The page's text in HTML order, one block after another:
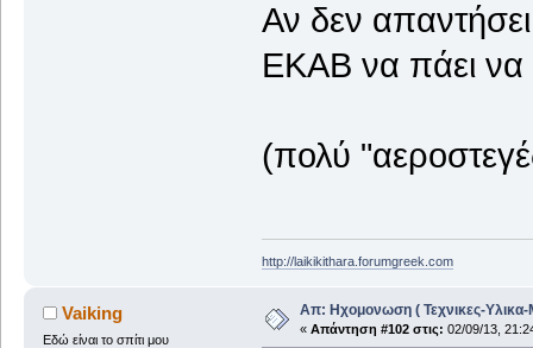
Αν δεν
ΕΚΑΒ να πάει να
(πολύ
http://laikikithara.forumgreek.com
Vaiking
Εδώ είναι το σπίτι μου
Απ: Ηχομονωση ( Τεχνικες-Υλικα-
« Απάντηση #102 στις: 02/09/13,